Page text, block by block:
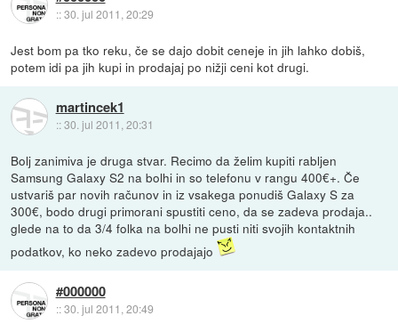
::30. jul 2011, 20:29
Jest bom pa tko reku, če se dajo dobit ceneje in jih lahko dobiš,
potem idi pa jih kupi in prodajaj po nižji ceni kot drugi.
martincek1
::30. jul 2011, 20:31
Bolj zanimiva je druga stvar. Recimo da želim kupiti rabljen
Samsung Galaxy S2 na bolhi in so telefonu v rangu 400€+. Če
ustvariš par novih računov in iz vsakega ponudiš Galaxy S za
300€, bodo drugi primorani spustiti ceno, da se zadeva prodaja..
glede na to da 3/4 folka na bolhi ne pusti niti svojih kontaktnih
podatkov, ko neko zadevo prodajajo
#000000
::30. jul 2011, 20:49